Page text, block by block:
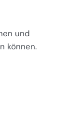
und
können.